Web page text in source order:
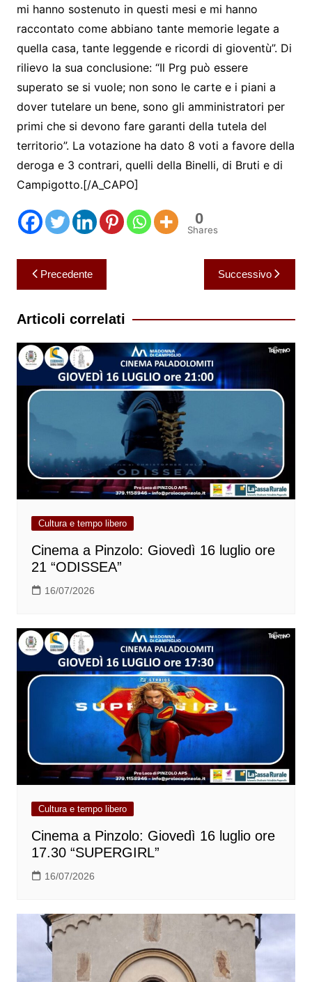
mi hanno sostenuto in questi mesi e mi hanno
raccontato come abbiano tante memorie legate a
quella casa, tante leggende e ricordi di gioventù”. Di
rilievo la sua conclusione: “Il Prg può essere
superato se si vuole; non sono le carte e i piani a
dover tutelare un bene, sono gli amministratori per
primi che si devono fare garanti della tutela del
territorio”. La votazione ha dato 8 voti a favore della
deroga e 3 contrari, quelli della Binelli, di Bruti e di
Campigotto.[/A_CAPO]
0
Shares
Navigazione
articoli
Precedente Successivo
Articoli correlati
Cultura e tempo libero
Cinema a Pinzolo: Giovedì 16 luglio ore
21 “ODISSEA”
16/07/2026
Cultura e tempo libero
Cinema a Pinzolo: Giovedì 16 luglio ore
17.30 “SUPERGIRL”
16/07/2026